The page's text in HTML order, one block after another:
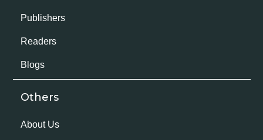
Publishers
Readers
Blogs
Others
About Us